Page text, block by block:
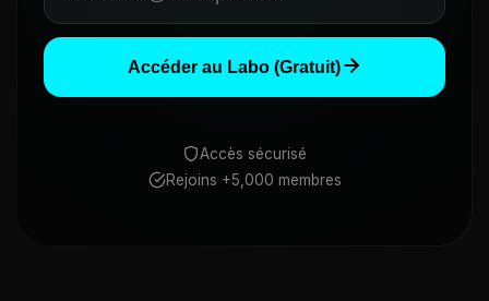
Accéder au Labo (Gratuit)
Accès sécurisé
Rejoins +5,000 membres